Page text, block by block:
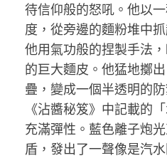
待信仰般的怒吼。他以
度，從旁邊的麵粉堆中
他用氣功般的捏製手法
的巨大麵皮。他猛地擲
疊，變成一個半透明的
《沾醬秘笈》中記載的
充滿彈性。藍色離子炮
盾，發出了一聲像是汽